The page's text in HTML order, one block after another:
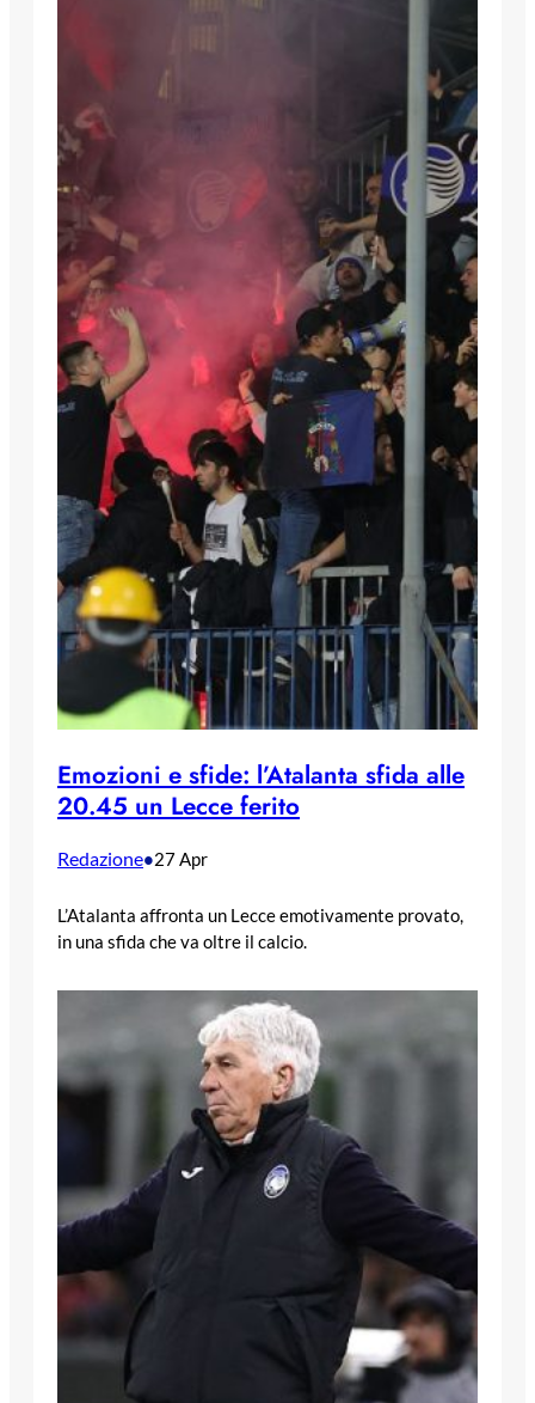
Emozioni e sfide: l’Atalanta sfida alle
20.45 un Lecce ferito
Redazione•27 Apr
L’Atalanta affronta un Lecce emotivamente provato,
in una sfida che va oltre il calcio.